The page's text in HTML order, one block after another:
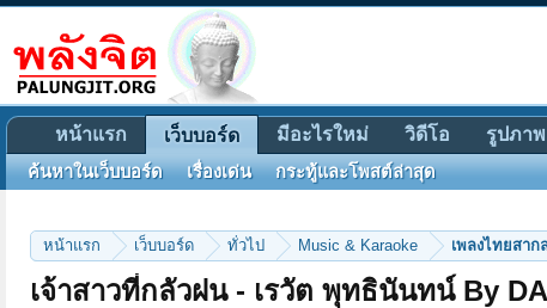
หน้าแรก เว็บบอร์ด ทั่วไป Music & Karaoke เพลงไทยสาก
เจ้าสาวที่กลัวฝน - เรวัต พุทธินันทน์ By
หน้าแรก เว็บบอร์ด
ค้นหาในเว็บบอร์ด เรื่องเด่น กระทู้และโพสต์ล่าสุด
มีอะไรใหม่ วิดีโอ รูปภาพ